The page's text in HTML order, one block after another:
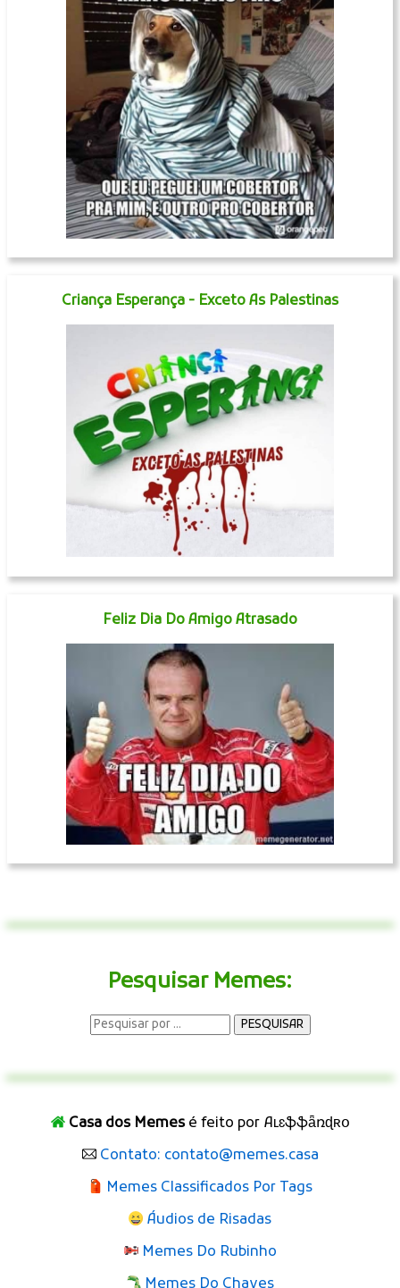
Criança Esperança - Exceto As Palestinas
Feliz Dia Do Amigo Atrasado
Pesquisar Memes:
Casa dos Memesé feito por Aʟɛֆֆǟռɖʀօ
Contato: contato@memes.casa
Memes Classificados Por Tags
Áudios de Risadas
Memes Do Rubinho
Memes Do Chaves